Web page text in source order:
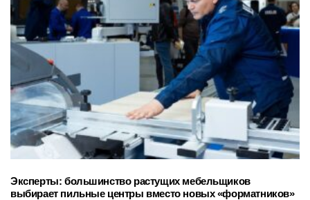
Эксперты: большинство растущих мебельщиков
выбирает пильные центры вместо новых «форматников»